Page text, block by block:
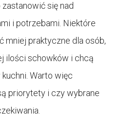
się nad
i potrzebami. Niektóre
mniej praktyczne dla osób,
ilości schowków i chcą
Warto więc
priorytety i czy wybrane